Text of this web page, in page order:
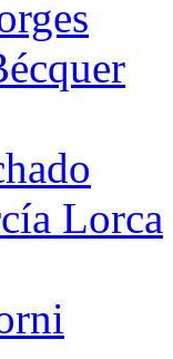
Lorca